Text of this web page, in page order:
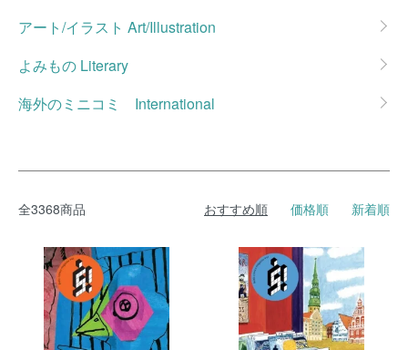
アート/イラスト Art/Illustration
よみもの Literary
海外のミニコミ International
全3368商品 おすすめ順 価格順 新着順